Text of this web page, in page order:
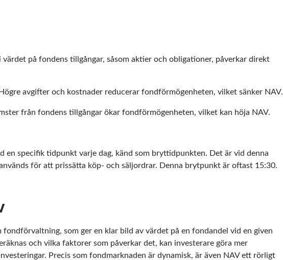
på fondens tillgångar, såsom aktier och obligationer, påverkar direkt
avgifter och kostnader reducerar fondförmögenheten, vilket sänker NAV.
från fondens tillgångar ökar fondförmögenheten, vilket kan höja NAV.
en specifik tidpunkt varje dag, känd som bryttidpunkten. Det är vid denna
för att prissätta köp- och säljordrar. Denna brytpunkt är oftast 15:30.
som ger en klar bild av värdet på en fondandel vid en given
och vilka faktorer som påverkar det, kan investerare göra mer
Precis som fondmarknaden är dynamisk, är även NAV ett rörligt